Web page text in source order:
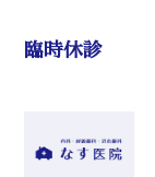
臨時休診